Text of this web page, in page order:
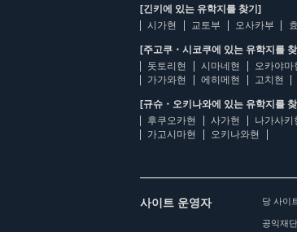
[긴키에 있는 유학지를 찾기]
시가현
교토부 오사카부
[주고쿠・시코쿠에 있는 유학지를
돗토리현
시마네현 오카야마
가가와현
에히메현 고치현
[규슈・오키나와에 있는 유학지를
후쿠오카현
사가현 나가사키
가고시마현
오키나와현
사이트 운영자 당 사이
공익재